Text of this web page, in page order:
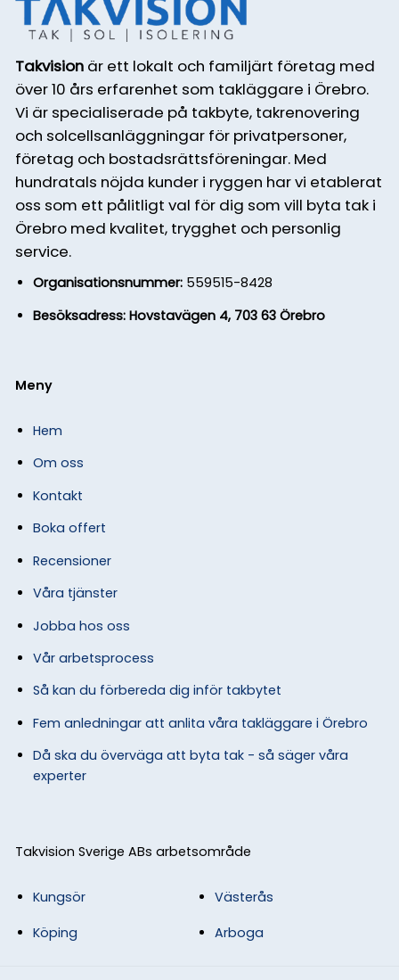
Takvision är ett lokalt och familjärt företag med
över 10 års erfarenhet som takläggare i Örebro.
Vi är specialiserade på takbyte, takrenovering
och solcellsanläggningar för privatpersoner,
företag och bostadsrättsföreningar. Med
hundratals nöjda kunder i ryggen har vi etablerat
oss som ett pålitligt val för dig som vill byta tak i
Örebro med kvalitet, trygghet och personlig
service.
Organisationsnummer: 559515-8428
Besöksadress: Hovstavägen 4, 703 63 Örebro
Meny
Hem
Om oss
Kontakt
Boka offert
Recensioner
Våra tjänster
Jobba hos oss
Vår arbetsprocess
Så kan du förbereda dig inför takbytet
Fem anledningar att anlita våra takläggare i Örebro
Då ska du överväga att byta tak - så säger våra
experter
Takvision Sverige ABs arbetsområde
Kungsör
Västerås
Köping
Arboga